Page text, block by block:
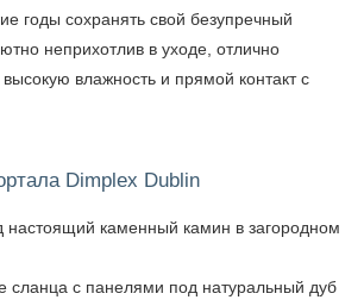
годы сохранять свой безупречный
неприхотлив в уходе, отлично
влажность и прямой контакт с
Dimplex Dublin
настоящий каменный камин в загородном
сланца с панелями под натуральный дуб